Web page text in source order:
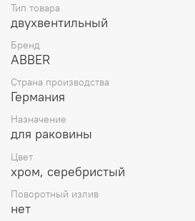
Тип товара
двухвентильный
Бренд
ABBER
Страна производства
Германия
Назначение
для раковины
Цвет
хром, серебристый
Поворотный излив
нет